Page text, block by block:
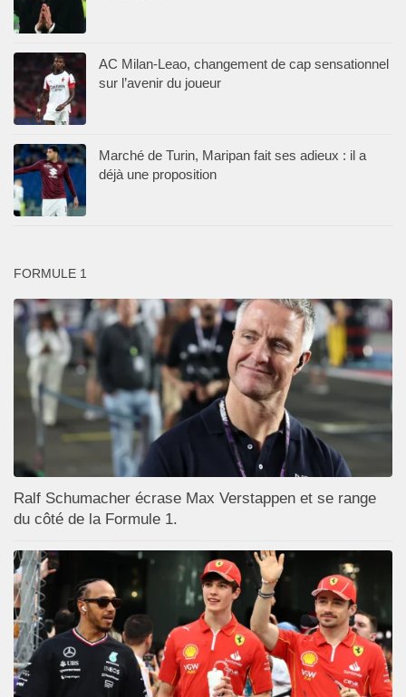
AC Milan-Leao, changement de cap sensationnel
sur l’avenir du joueur
Marché de Turin, Maripan fait ses adieux : il a
déjà une proposition
FORMULE 1
Ralf Schumacher écrase Max Verstappen et se range
du côté de la Formule 1.